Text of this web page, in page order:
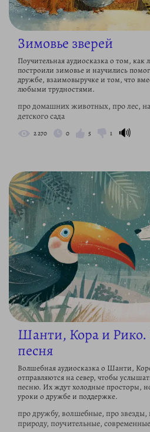
Зимовье зверей
Поучительная аудиосказка о том, как
построили зимовье и научились
дружбе, взаимовыручке и том, что
любыми трудностями.
про домашних животных, про лес,
детского сада
2 270 0 5 1 🔊
Шанти, Кора и Рико.
песня
Волшебная аудиосказка о Шанти,
отправляются на север, чтобы
песню. Их ждут холодные просторы,
уроки о дружбе и поддержке.
про дружбу, волшебные, про звезды,
природу, поучительные, современные